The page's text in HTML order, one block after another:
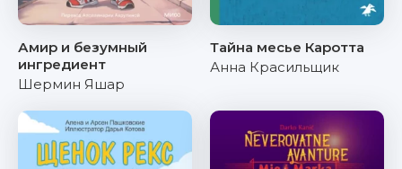
Амир и безумный
ингредиент
Шермин Яшар
Тайна месье Каротта
Анна Красильщик